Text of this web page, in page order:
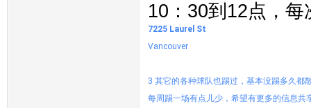
10：30到12点，
7225 Laurel St
Vancouver
3 其它的各种球队也踢过，基本没踢多久都
每周踢一场有点儿少，希望有更多的信息共